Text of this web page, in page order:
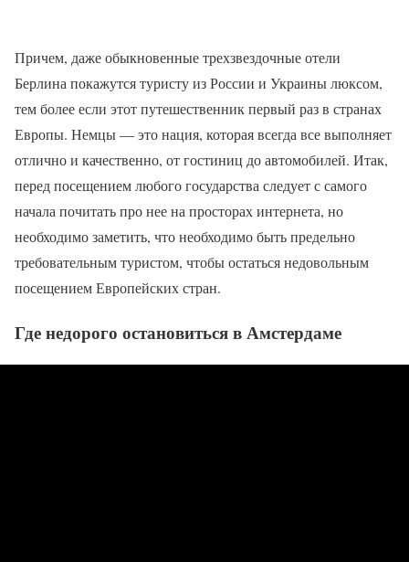
Причем, даже обыкновенные трехзвездочные отели
Берлина покажутся туристу из России и Украины люксом,
тем более если этот путешественник первый раз в странах
Европы. Немцы — это нация, которая всегда все выполняет
отлично и качественно, от гостиниц до автомобилей. Итак,
перед посещением любого государства следует с самого
начала почитать про нее на просторах интернета, но
необходимо заметить, что необходимо быть предельно
требовательным туристом, чтобы остаться недовольным
посещением Европейских стран.
Где недорого остановиться в Амстердаме